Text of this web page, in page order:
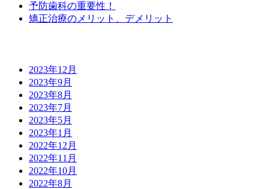
予防歯科の重要性！
矯正治療のメリット、デメリット
2023年12月
2023年9月
2023年8月
2023年7月
2023年5月
2023年1月
2022年12月
2022年11月
2022年10月
2022年8月